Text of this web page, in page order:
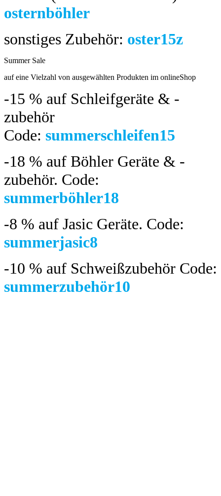
osternböhler
sonstiges Zubehör: oster15z
Summer Sale
auf eine Vielzahl von ausgewählten Produkten im onlineShop
-15 % auf Schleifgeräte & -
zubehör
Code: summerschleifen15
-18 % auf Böhler Geräte & -
zubehör. Code:
summerböhler18
-8 % auf Jasic Geräte. Code:
summerjasic8
-10 % auf Schweißzubehör Code:
summerzubehör10